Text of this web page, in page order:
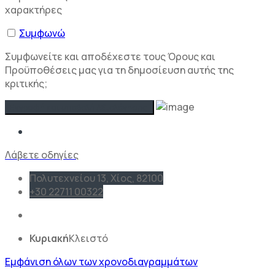
χαρακτήρες
Συμφωνώ
Συμφωνείτε και αποδέχεστε τους Όρους και
Προϋποθέσεις μας για τη δημοσίευση αυτής της
κριτικής;
Λάβετε οδηγίες
Πολυτεχνείου 13, Χίος, 82100
+30 22711 00322
ΚυριακήΚλειστό
Εμφάνιση όλων των χρονοδιαγραμμάτων